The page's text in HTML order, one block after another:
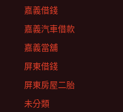
嘉義借錢
嘉義汽車借款
嘉義當舖
屏東借錢
屏東房屋二胎
未分類